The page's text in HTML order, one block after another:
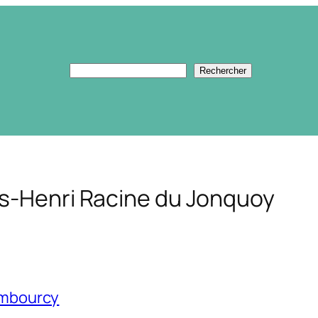
Rechercher Rechercher
Henri Racine du Jonquoy